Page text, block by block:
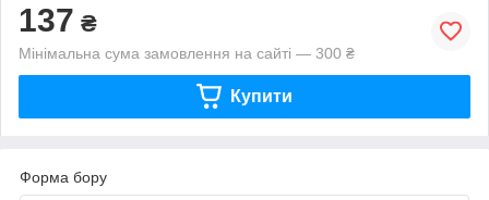
137 ₴
Мінімальна сума замовлення на сайті — 300 ₴
Купити
Форма бору